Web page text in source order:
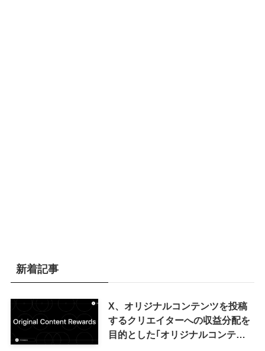
新着記事
X、オリジナルコンテンツを投稿
するクリエイターへの収益分配を
目的とした｢オリジナルコンテン